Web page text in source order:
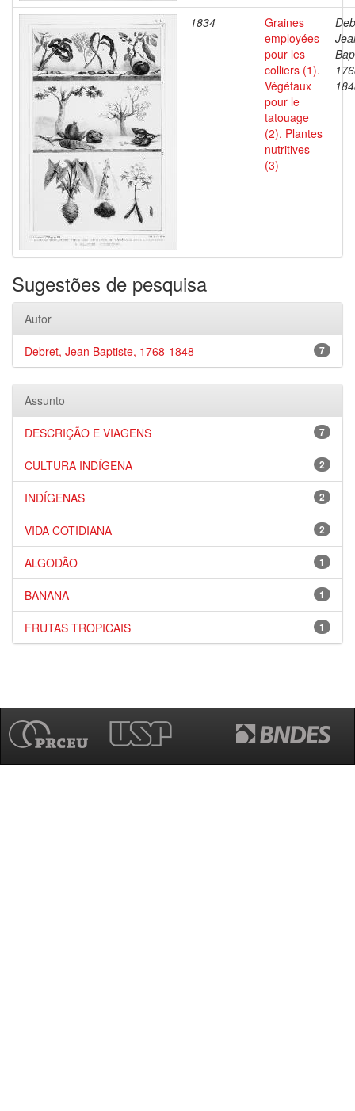
1834
Graines
employées
pour les
colliers (1).
Végétaux
pour le
tatouage
(2). Plantes
nutritives
(3)
Sugestões de pesquisa
Autor
7
Debret, Jean Baptiste, 1768-1848
Assunto
7
DESCRIÇÃO E VIAGENS
2
CULTURA INDÍGENA
2
INDÍGENAS
2
VIDA COTIDIANA
1
ALGODÃO
1
BANANA
1
FRUTAS TROPICAIS